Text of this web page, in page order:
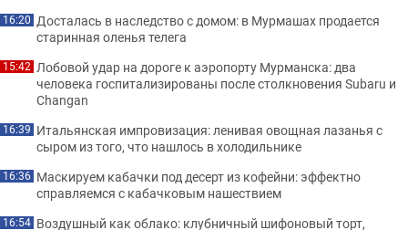
16:20 Досталась в наследство с домом: в Мурмашах продается
старинная оленья телега
15:42 Лобовой удар на дороге к аэропорту Мурманска: два
человека госпитализированы после столкновения Subaru и
Changan
16:39 Итальянская импровизация: ленивая овощная лазанья с
сыром из того, что нашлось в холодильнике
16:36 Маскируем кабачки под десерт из кофейни: эффектно
справляемся с кабачковым нашествием
16:54 Воздушный как облако: клубничный шифоновый торт,